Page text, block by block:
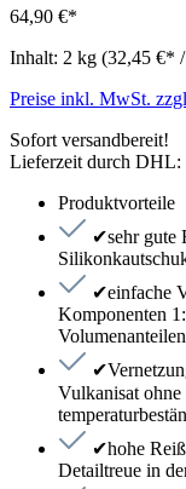
64,90 €*
Inhalt: 2 kg (32,45 €*
Preise inkl. MwSt.
Sofort versandbereit!
Lieferzeit durch DHL:
Produktvorteile
✔sehr gute
✔einfache
Komponenten
Volumenanteilen
Vulkanisat
✔hohe
Detailtreue in